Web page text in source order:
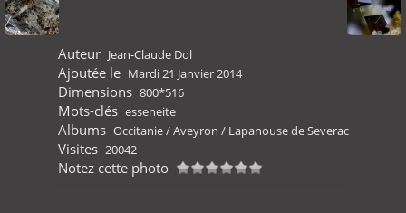
Auteur Jean-Claude Dol
Ajoutée le Mardi 21 Janvier 2014
Dimensions 800*516
Mots-clés esseneite
Albums Occitanie/Aveyron / Lapanouse de Severac
Visites 20042
Notez cette photo